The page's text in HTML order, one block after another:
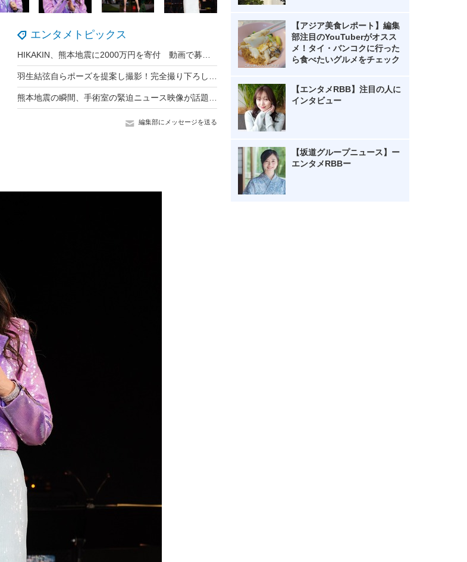
エンタメトピックス
編集部にメッセージを送る
【アジア美食レポート】編集
部注目のYouTuberがオスス
メ！タイ・バンコクに行った
ら食べたいグルメをチェック
【エンタメRBB】注目の人に
インタビュー
【坂道グループニュース】ー
エンタメRBBー